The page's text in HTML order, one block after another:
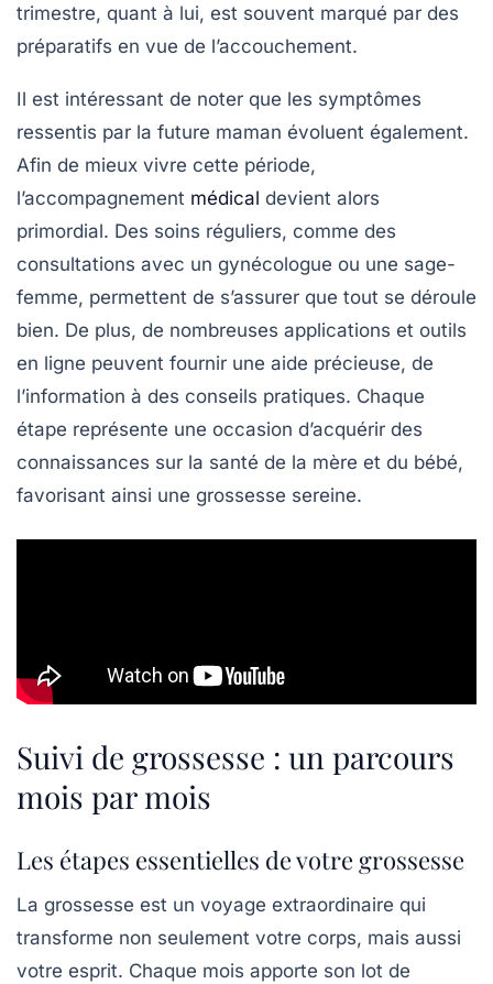
trimestre, quant à lui, est souvent marqué par des
préparatifs en vue de l’accouchement.
Il est intéressant de noter que les symptômes
ressentis par la future maman évoluent également.
Afin de mieux vivre cette période,
l’accompagnement médical devient alors
primordial. Des soins réguliers, comme des
consultations avec un gynécologue ou une sage-
femme, permettent de s’assurer que tout se déroule
bien. De plus, de nombreuses applications et outils
en ligne peuvent fournir une aide précieuse, de
l’information à des conseils pratiques. Chaque
étape représente une occasion d’acquérir des
connaissances sur la santé de la mère et du bébé,
favorisant ainsi une grossesse sereine.
Suivi de grossesse : un parcours
mois par mois
Les étapes essentielles de votre grossesse
La grossesse est un voyage extraordinaire qui
transforme non seulement votre corps, mais aussi
votre esprit. Chaque mois apporte son lot de